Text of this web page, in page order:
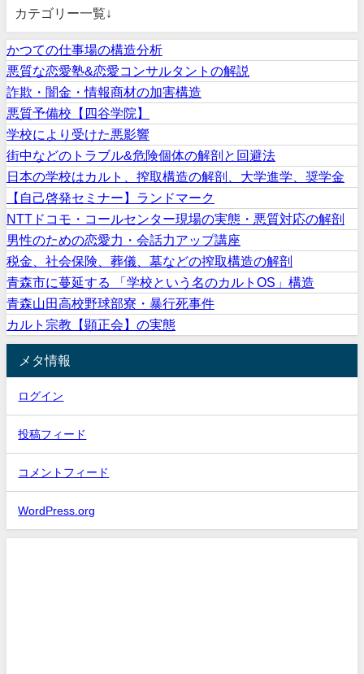
カテゴリー一覧↓
かつての仕事場の構造分析
悪質な恋愛塾&恋愛コンサルタントの解説
詐欺・闇金・情報商材の加害構造
悪質予備校【四谷学院】
学校により受けた悪影響
街中などのトラブル&危険個体の解剖と回避法
日本の学校はカルト、搾取構造の解剖、大学進学、奨学金
【自己啓発セミナー】ランドマーク
NTTドコモ・コールセンター現場の実態・悪質対応の解剖
男性のための恋愛力・会話力アップ講座
税金、社会保険、葬儀、墓などの搾取構造の解剖
青森市に蔓延する 「学校という名のカルトOS」構造
青森山田高校野球部寮・暴行死事件
カルト宗教【顕正会】の実態
メタ情報
ログイン
投稿フィード
コメントフィード
WordPress.org